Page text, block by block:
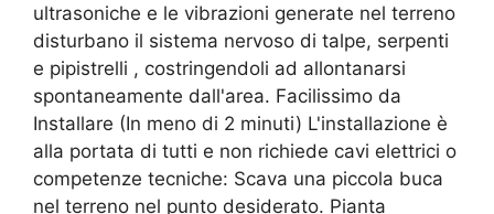
ultrasoniche e le vibrazioni generate nel terreno
disturbano il sistema nervoso di talpe, serpenti
e pipistrelli , costringendoli ad allontanarsi
spontaneamente dall'area. Facilissimo da
Installare (In meno di 2 minuti) L'installazione è
alla portata di tutti e non richiede cavi elettrici o
competenze tecniche: Scava una piccola buca
nel terreno nel punto desiderato. Pianta